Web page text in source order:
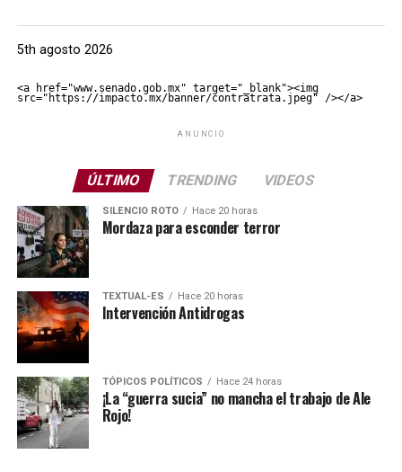
5th agosto 2026
<a href="www.senado.gob.mx" target="_blank"><img
src="https://impacto.mx/banner/contratrata.jpeg" /></a>
ANUNCIO
ÚLTIMO TRENDING VIDEOS
SILENCIO ROTO Hace 20 horas
Mordaza para esconder terror
TEXTUAL-ES Hace 20 horas
Intervención Antidrogas
TÓPICOS POLÍTICOS Hace 24 horas
¡La “guerra sucia” no mancha el trabajo de Ale
Rojo!